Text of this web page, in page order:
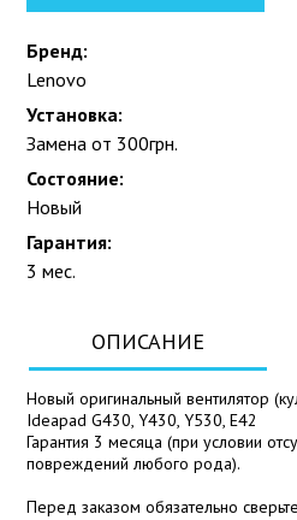
Бренд:
Lenovo
Установка:
Замена от 300грн.
Состояние:
Новый
Гарантия:
3 мес.
ОПИСАНИЕ
Новый оригинальный вентилятор
Ideapad G430, Y430, Y530, E42
Гарантия 3 месяца (при условии
повреждений любого рода).
Перед заказом обязательно